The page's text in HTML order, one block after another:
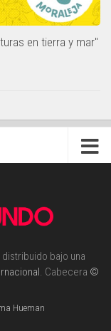
en tierra y mar"
distribuido bajo una
. Cabecera ©
Hueman